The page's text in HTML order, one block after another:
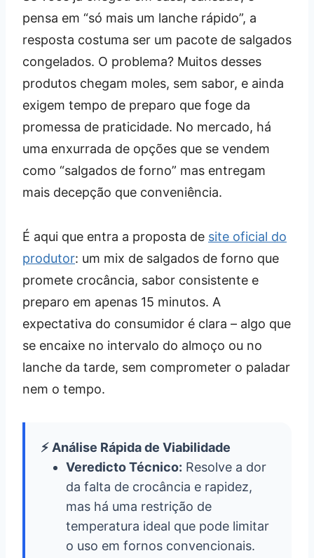
pensa em “só mais um lanche rápido”, a
resposta costuma ser um pacote de salgados
congelados. O problema? Muitos desses
produtos chegam moles, sem sabor, e ainda
exigem tempo de preparo que foge da
promessa de praticidade. No mercado, há
uma enxurrada de opções que se vendem
como “salgados de forno” mas entregam
mais decepção que conveniência.
É aqui que entra a proposta de site oficial do
produtor: um mix de salgados de forno que
promete crocância, sabor consistente e
preparo em apenas 15 minutos. A
expectativa do consumidor é clara – algo que
se encaixe no intervalo do almoço ou no
lanche da tarde, sem comprometer o paladar
nem o tempo.
⚡ Análise Rápida de Viabilidade
Veredicto Técnico: Resolve a dor
da falta de crocância e rapidez,
mas há uma restrição de
temperatura ideal que pode limitar
o uso em fornos convencionais.